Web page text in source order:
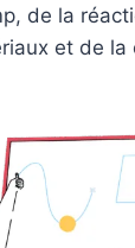
de la
et de la